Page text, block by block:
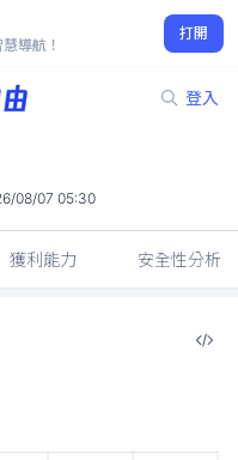
導航！
打開
登入
08/07 05:30
獲利能力 安全性分析